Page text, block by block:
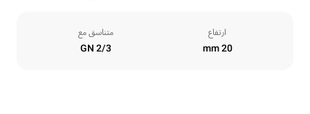
ارتفاع
20 mm
متناسق مع
GN 2/3